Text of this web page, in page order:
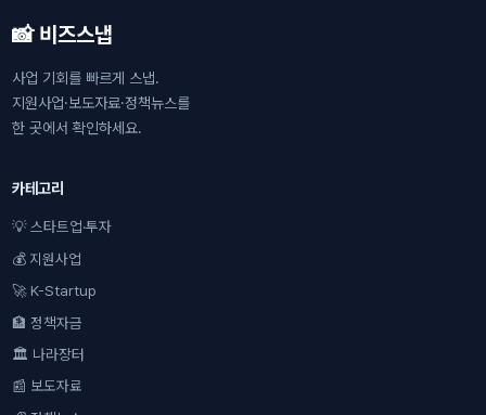
📸 비즈스냅
사업 기회를 빠르게 스냅.
지원사업·보도자료·정책뉴스를
한 곳에서 확인하세요.
카테고리
💡 스타트업·투자
💰 지원사업
🚀 K-Startup
🏦 정책자금
🏛 나라장터
📰 보도자료